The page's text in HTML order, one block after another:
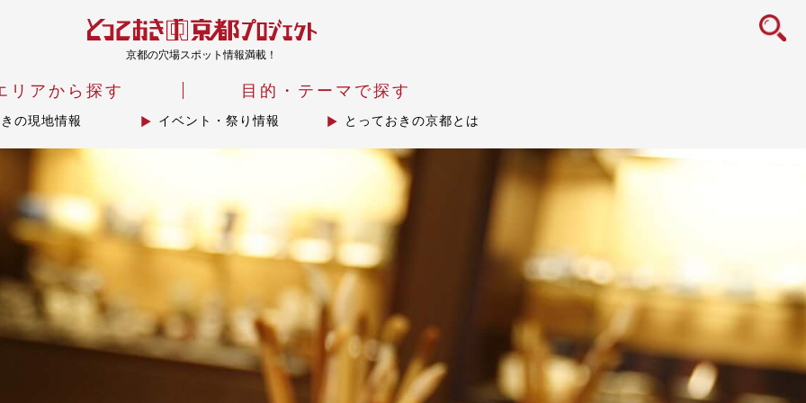
icon
京都の穴場スポット情報満載！
リアから探す 目的・テーマで探す
の現地情報 イベント・祭り情報 とっておきの京都とは